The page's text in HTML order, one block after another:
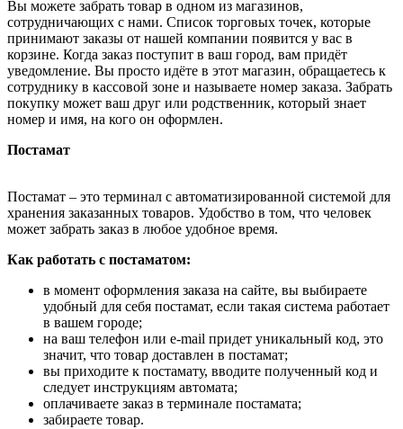
Вы можете забрать товар в одном из магазинов,
сотрудничающих с нами. Список торговых точек, которые
принимают заказы от нашей компании появится у вас в
корзине. Когда заказ поступит в ваш город, вам придёт
уведомление. Вы просто идёте в этот магазин, обращаетесь к
сотруднику в кассовой зоне и называете номер заказа. Забрать
покупку может ваш друг или родственник, который знает
номер и имя, на кого он оформлен.
Постамат
Постамат – это терминал с автоматизированной системой для
хранения заказанных товаров. Удобство в том, что человек
может забрать заказ в любое удобное время.
Как работать с постаматом:
в момент оформления заказа на сайте, вы выбираете
удобный для себя постамат, если такая система работает
в вашем городе;
на ваш телефон или e-mail придет уникальный код, это
значит, что товар доставлен в постамат;
вы приходите к постамату, вводите полученный код и
следует инструкциям автомата;
оплачиваете заказ в терминале постамата;
забираете товар.